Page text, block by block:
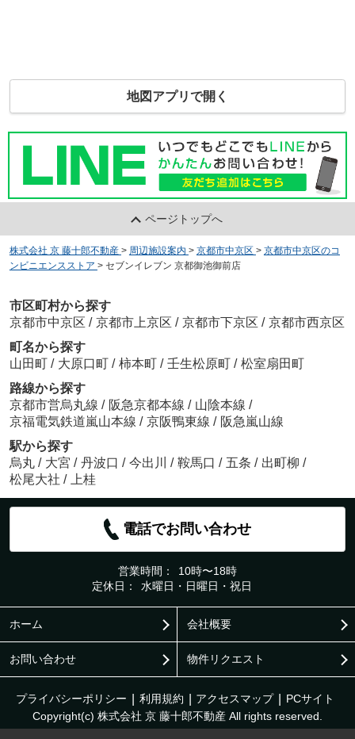
地図アプリで開く
ページトップへ
株式会社 京 藤十郎不動産 > 周辺施設案内 > 京都市中京区 > 京都市中京区のコ
ンビニエンスストア > セブンイレブン 京都御池御前店
市区町村から探す
京都市中京区 / 京都市上京区 / 京都市下京区 / 京都市西京区
町名から探す
山田町 / 大原口町 / 柿本町 / 壬生松原町 / 松室扇田町
路線から探す
京都市営烏丸線 / 阪急京都本線 / 山陰本線 /
京福電気鉄道嵐山本線 / 京阪鴨東線 / 阪急嵐山線
駅から探す
烏丸 / 大宮 / 丹波口 / 今出川 / 鞍馬口 / 五条 / 出町柳 /
松尾大社 / 上桂
電話でお問い合わせ
営業時間：
10時〜18時
定休日：
水曜日・日曜日・祝日
ホーム 会社概要
お問い合わせ 物件リクエスト
プライバシーポリシー 利用規約 アクセスマップ
PCサイト
Copyright(c) 株式会社 京 藤十郎不動産 All rights reserved.